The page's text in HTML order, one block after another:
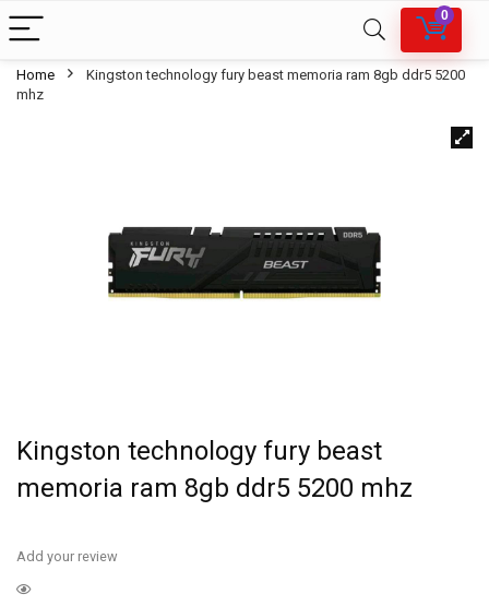
0
Home
Kingston technology fury beast memoria ram 8gb ddr5 5200
mhz
Kingston technology fury beast
memoria ram 8gb ddr5 5200 mhz
Add your review